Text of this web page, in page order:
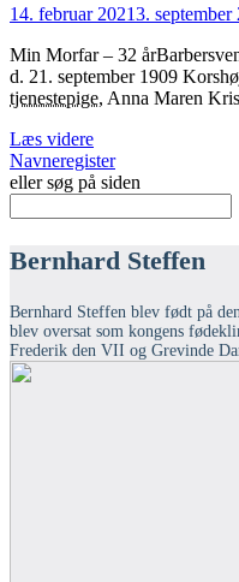
14. februar 20213. september
Min Morfar – 32
d. 21. september 1909
tjenestepige, Anna Maren
Læs videre
Navneregister
eller søg på siden
Bernhard Steffen
Bernhard Steffen blev født på
blev oversat som kongens
Frederik den VII og Grevinde